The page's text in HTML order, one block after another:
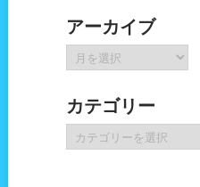
アーカイブ
ー
イ
ブ
カテゴリー
テ